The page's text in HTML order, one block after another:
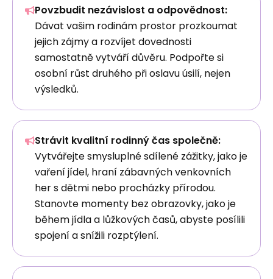
Povzbudit nezávislost a odpovědnost:
Dávat vašim rodinám prostor prozkoumat
jejich zájmy a rozvíjet dovednosti
samostatně vytváří důvěru. Podpořte si
osobní růst druhého při oslavu úsilí, nejen
výsledků.
Strávit kvalitní rodinný čas společně:
Vytvářejte smysluplné sdílené zážitky, jako je
vaření jídel, hraní zábavných venkovních
her s dětmi nebo procházky přírodou.
Stanovte momenty bez obrazovky, jako je
během jídla a lůžkových časů, abyste posílili
spojení a snížili rozptýlení.